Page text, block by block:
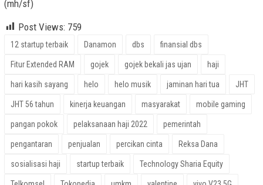
(mh/sf)
Post Views: 759
12 startup terbaik Danamon dbs finansial dbs
Fitur Extended RAM gojek gojek bekali jas ujan haji
hari kasih sayang helo helo musik jaminan hari tua JHT
JHT 56 tahun kinerja keuangan masyarakat mobile gaming
pangan pokok pelaksanaan haji 2022 pemerintah
pengantaran penjualan percikan cinta Reksa Dana
sosialisasi haji startup terbaik Technology Sharia Equity